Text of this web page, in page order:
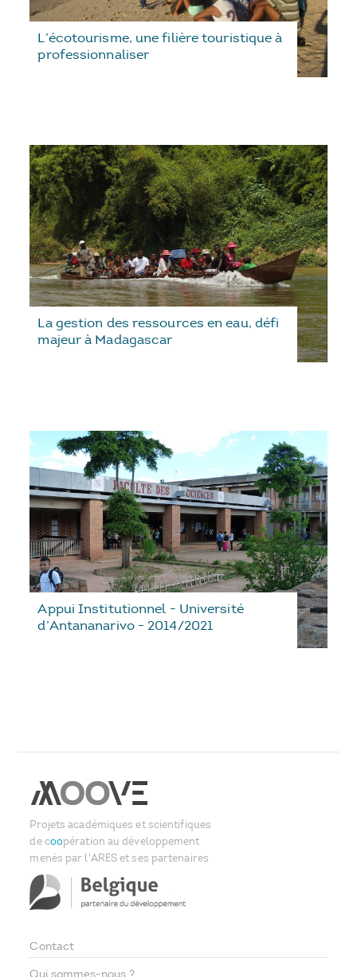
L’écotourisme, une filière touristique à
professionnaliser
La gestion des ressources en eau, défi
majeur à Madagascar
Appui Institutionnel - Université
d’Antananarivo - 2014/2021
Projets académiques et scientifiques
de coopération au développement
menés par l'ARES et ses partenaires
Contact
Qui sommes-nous ?